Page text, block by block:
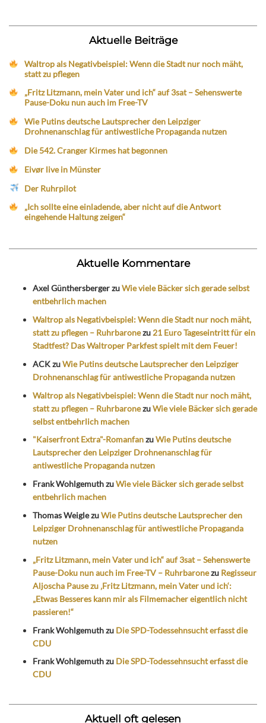
Aktuelle Beiträge
Waltrop als Negativbeispiel: Wenn die Stadt nur noch mäht,
statt zu pflegen
„Fritz Litzmann, mein Vater und ich“ auf 3sat – Sehenswerte
Pause-Doku nun auch im Free-TV
Wie Putins deutsche Lautsprecher den Leipziger
Drohnenanschlag für antiwestliche Propaganda nutzen
Die 542. Cranger Kirmes hat begonnen
Eivør live in Münster
Der Ruhrpilot
„Ich sollte eine einladende, aber nicht auf die Antwort
eingehende Haltung zeigen“
Aktuelle Kommentare
Axel GünthersbergerzuWie viele Bäcker sich gerade selbst
entbehrlich machen
Waltrop als Negativbeispiel: Wenn die Stadt nur noch mäht,
statt zu pflegen – Ruhrbaronezu 21 Euro Tageseintritt für ein
Stadtfest? Das Waltroper Parkfest spielt mit dem Feuer!
ACKzuWie Putins deutsche Lautsprecher den Leipziger
Drohnenanschlag für antiwestliche Propaganda nutzen
Waltrop als Negativbeispiel: Wenn die Stadt nur noch mäht,
statt zu pflegen – RuhrbaronezuWie viele Bäcker sich gerade
selbst entbehrlich machen
"Kaiserfront Extra"-RomanfanzuWie Putins deutsche
Lautsprecher den Leipziger Drohnenanschlag für
antiwestliche Propaganda nutzen
Frank WohlgemuthzuWie viele Bäcker sich gerade selbst
entbehrlich machen
Thomas WeiglezuWie Putins deutsche Lautsprecher den
Leipziger Drohnenanschlag für antiwestliche Propaganda
nutzen
„Fritz Litzmann, mein Vater und ich“ auf 3sat – Sehenswerte
Pause-Doku nun auch im Free-TV – Ruhrbaronezu Regisseur
Aljoscha Pause zu ‚Fritz Litzmann, mein Vater und ich‘:
„Etwas Besseres kann mir als Filmemacher eigentlich nicht
passieren!“
Frank Wohlgemuthzu Die SPD-Todessehnsucht erfasst die
CDU
Frank Wohlgemuthzu Die SPD-Todessehnsucht erfasst die
CDU
Aktuell oft gelesen